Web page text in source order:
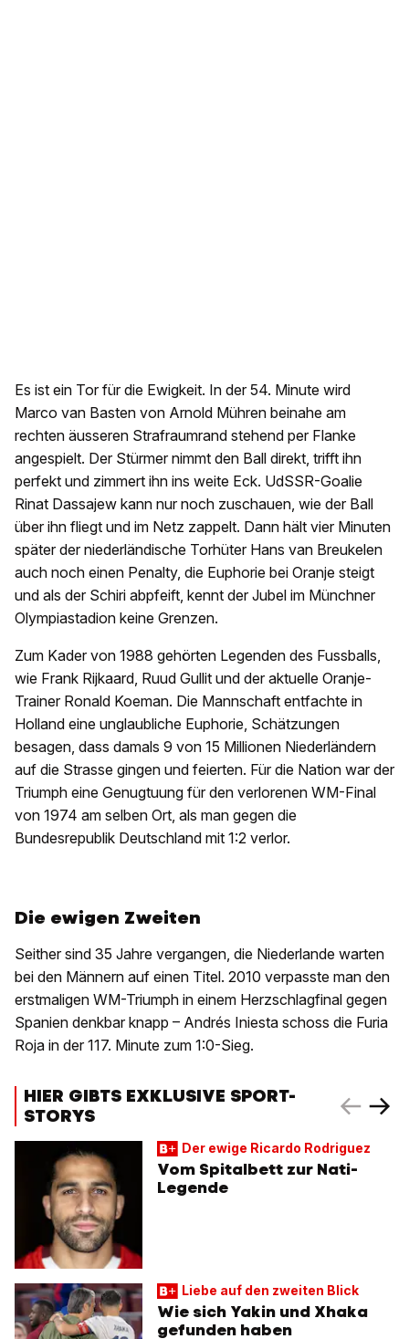
Es ist ein Tor für die Ewigkeit. In der 54. Minute wird
Marco van Basten von Arnold Mühren beinahe am
rechten äusseren Strafraumrand stehend per Flanke
angespielt. Der Stürmer nimmt den Ball direkt, trifft ihn
perfekt und zimmert ihn ins weite Eck. UdSSR-Goalie
Rinat Dassajew kann nur noch zuschauen, wie der Ball
über ihn fliegt und im Netz zappelt. Dann hält vier Minuten
später der niederländische Torhüter Hans van Breukelen
auch noch einen Penalty, die Euphorie bei Oranje steigt
und als der Schiri abpfeift, kennt der Jubel im Münchner
Olympiastadion keine Grenzen.
Zum Kader von 1988 gehörten Legenden des Fussballs,
wie Frank Rijkaard, Ruud Gullit und der aktuelle Oranje-
Trainer Ronald Koeman. Die Mannschaft entfachte in
Holland eine unglaubliche Euphorie, Schätzungen
besagen, dass damals 9 von 15 Millionen Niederländern
auf die Strasse gingen und feierten. Für die Nation war der
Triumph eine Genugtuung für den verlorenen WM-Final
von 1974 am selben Ort, als man gegen die
Bundesrepublik Deutschland mit 1:2 verlor.
Die ewigen Zweiten
Seither sind 35 Jahre vergangen, die Niederlande warten
bei den Männern auf einen Titel. 2010 verpasste man den
erstmaligen WM-Triumph in einem Herzschlagfinal gegen
Spanien denkbar knapp – Andrés Iniesta schoss die Furia
Roja in der 117. Minute zum 1:0-Sieg.
HIER GIBTS EXKLUSIVE SPORT-
STORYS
Der ewige Ricardo Rodriguez
Vom Spitalbett zur Nati-
Legende
Liebe auf den zweiten Blick
Wie sich Yakin und Xhaka
gefunden haben